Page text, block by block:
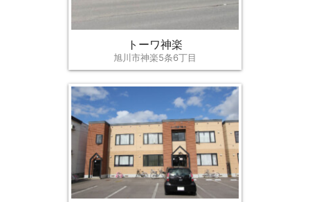
トーワ神楽
旭川市神楽5条6丁目